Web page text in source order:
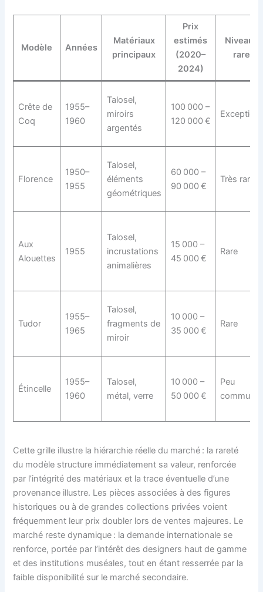
Modèle Années
Matériaux
principaux
Prix
estimés
(2020–
2024)
Niveau
rareté
Crête de
Coq
1955–
1960
Talosel,
miroirs
argentés
100 000 –
120 000 €
Florence
1950–
1955
Talosel,
éléments
géométriques
60 000 –
90 000 €
Très rare
Aux
Alouettes
1955
Talosel,
incrustations
animalières
15 000 –
45 000 €
Rare
Tudor
1955–
1965
Talosel,
fragments de
miroir
10 000 –
35 000 €
Rare
Étincelle
1955–
1960
Talosel,
métal, verre
10 000 –
50 000 €
Peu
commun
Cette grille illustre la hiérarchie réelle du marché : la rareté
du modèle structure immédiatement sa valeur, renforcée
par l’intégrité des matériaux et la trace éventuelle d’une
provenance illustre. Les pièces associées à des figures
historiques ou à de grandes collections privées voient
fréquemment leur prix doubler lors de ventes majeures. Le
marché reste dynamique : la demande internationale se
renforce, portée par l’intérêt des designers haut de gamme
et des institutions muséales, tout en étant resserrée par la
faible disponibilité sur le marché secondaire.